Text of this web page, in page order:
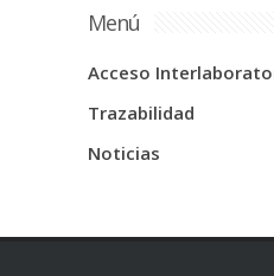
Menú
Acceso
Trazabilidad
Noticias